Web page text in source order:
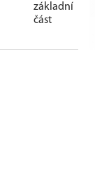
základní
část